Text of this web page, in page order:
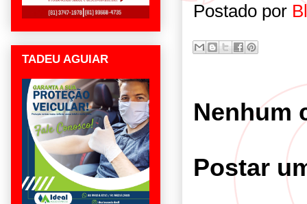
Postado por
Nenhum
Postar
TADEU AGUIAR